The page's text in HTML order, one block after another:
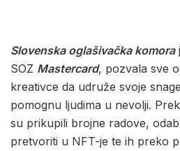
Slovenska oglašivačka komora
SOZ Mastercard, pozvala sve
kreativce da udruže svoje
pomognu ljudima u nevolji.
su prikupili brojne radove,
pretvoriti u NFT-je te ih preko